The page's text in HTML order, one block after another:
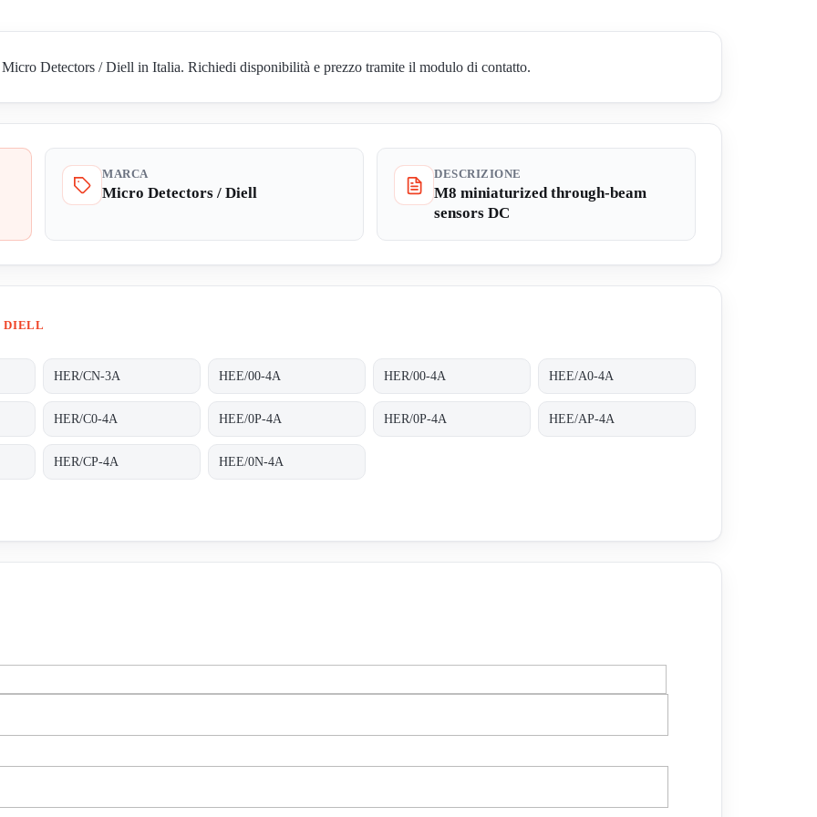
Detectors / Diell in Italia. Richiedi disponibilità e prezzo tramite il modulo di contatto.
MARCA
Micro Detectors / Diell
DESCRIZIONE
M8 miniaturized through-beam
sensors DC
DIELL
HER/CN-3A HEE/00-4A HER/00-4A HEE/A0-4A
HER/C0-4A HEE/0P-4A HER/0P-4A HEE/AP-4A
HER/CP-4A HEE/0N-4A